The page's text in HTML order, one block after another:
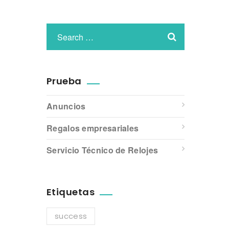
Prueba
Anuncios
Regalos empresariales
Servicio Técnico de Relojes
Etiquetas
success